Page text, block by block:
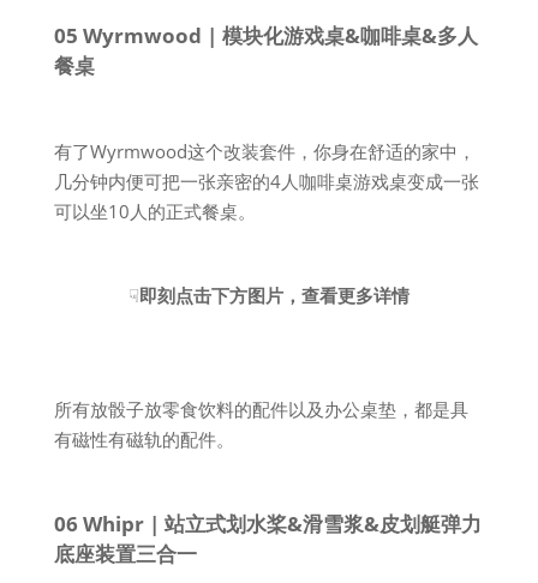
05 Wyrmwood | 模块化游戏桌&咖啡桌&多人
餐桌
有了Wyrmwood这个改装套件，你身在舒适的家中，
几分钟内便可把一张亲密的4人咖啡桌游戏桌变成一张
可以坐10人的正式餐桌。
☟即刻点击下方图片，查看更多详情
所有放骰子放零食饮料的配件以及办公桌垫，都是具
有磁性有磁轨的配件。
06 Whipr | 站立式划水桨&滑雪浆&皮划艇弹力
底座装置三合一